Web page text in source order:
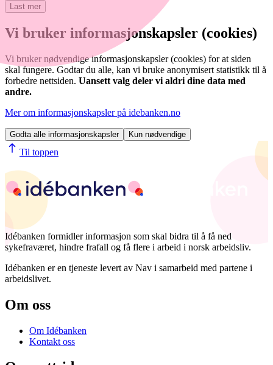
Last mer
Vi bruker informasjonskapsler (cookies)
Vi bruker nødvendige informasjonskapsler (cookies) for at siden
skal fungere. Godtar du alle, kan vi bruke anonymisert statistikk til å
forbedre nettsiden. Uansett valg deler vi aldri dine data med
andre.
Mer om informasjonskapsler på idebanken.no
Godta alle informasjonskapsler Kun nødvendige
Til toppen
Idébanken formidler informasjon som skal bidra til å få ned
sykefraværet, hindre frafall og få flere i arbeid i norsk arbeidsliv.
Idébanken er en tjeneste levert av Nav i samarbeid med partene i
arbeidslivet.
Om oss
Om Idébanken
Kontakt oss